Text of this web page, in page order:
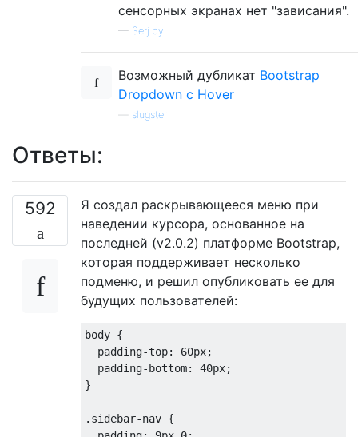
сенсорных экранах нет "зависания".
— Serj.by
Возможный дубликат Bootstrap
Dropdown с Hover
slugster
Ответы:
592
Я создал раскрывающееся меню при
наведении курсора, основанное на
последней (v2.0.2) платформе Bootstrap,
которая поддерживает несколько
подменю, и решил опубликовать ее для
будущих пользователей:
body {
padding-top: 60px;
padding-bottom: 40px;
}
. sidebar-nav {